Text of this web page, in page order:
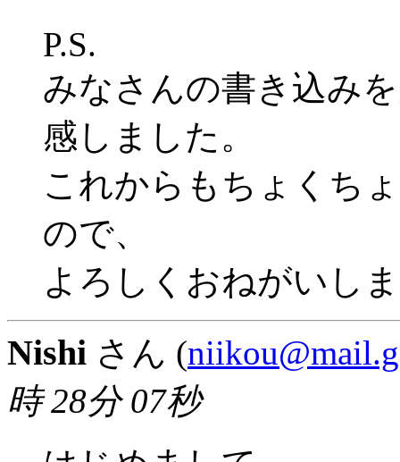
P.S.
みなさんの書き込み
感しました。
これからもちょくち
ので、
よろしくおねがいし
Nishi さん (
時 28分 07秒